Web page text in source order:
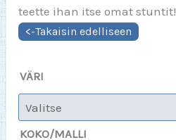
teette ihan itse omat stuntit!
VÄRI
KOKO/MALLI